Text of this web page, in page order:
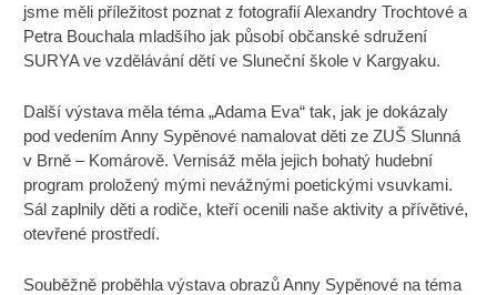
jsme měli příležitost poznat z fotografií Alexandry Trochtové a
Petra Bouchala mladšího jak působí občanské sdružení
SURYA ve vzdělávání dětí ve Sluneční škole v Kargyaku.
Další výstava měla téma „Adama Eva“ tak, jak je dokázaly
pod vedením Anny Sypěnové namalovat děti ze ZUŠ Slunná
v Brně – Komárově. Vernisáž měla jejich bohatý hudební
program proložený mými nevážnými poetickými vsuvkami.
Sál zaplnily děti a rodiče, kteří ocenili naše aktivity a přívětivé,
otevřené prostředí.
Souběžně proběhla výstava obrazů Anny Sypěnové na téma